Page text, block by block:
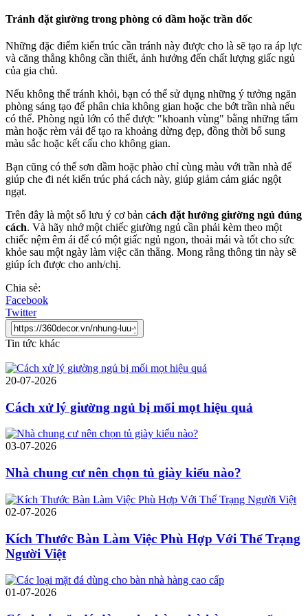
Tránh đặt giường trong phòng có dầm hoặc trần dốc
Những đặc điểm kiến trúc cần tránh này được cho là sẽ tạo ra áp lực
và căng thẳng không cần thiết, ảnh hưởng đến chất lượng giấc ngủ
của gia chủ.
Nếu không thể tránh khỏi, bạn có thể sử dụng những ý tưởng ngăn
phòng sáng tạo để phân chia không gian hoặc che bớt trần nhà nếu
có thể. Phòng ngủ lớn có thể được "khoanh vùng" bằng những tấm
màn hoặc rèm vải để tạo ra khoảng dừng đẹp, đồng thời bổ sung
màu sắc hoặc kết cấu cho không gian.
Bạn cũng có thể sơn dầm hoặc phào chỉ cùng màu với trần nhà để
giúp che đi nét kiến trúc phá cách này, giúp giảm cảm giác ngột
ngạt.
Trên đây là một số lưu ý cơ bản cách đặt hướng giường ngủ đúng
cách. Và hãy nhớ một chiếc giường ngủ cần phải kèm theo một
chiếc nệm êm ái để có một giấc ngủ ngon, thoải mái và tốt cho sức
khỏe sau một ngày làm việc căn thẳng. Mong rằng thông tin này sẽ
giúp ích được cho anh/chị.
Chia sẻ:
Facebook
Twitter
Tin tức khác
20-07-2026
Cách xử lý giường ngủ bị mối mọt hiệu quả
03-07-2026
Nhà chung cư nên chọn tủ giày kiểu nào?
02-07-2026
Kích Thước Bàn Làm Việc Phù Hợp Với Thể Trạng
Người Việt
01-07-2026